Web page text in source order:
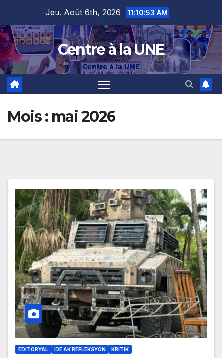
content
Jeu. Août 6th, 2026 11:10:55 AM
Centre à la UNE
Mois : mai 2026
EDITORYAL IDE AK REFLEKSYON KRITIK